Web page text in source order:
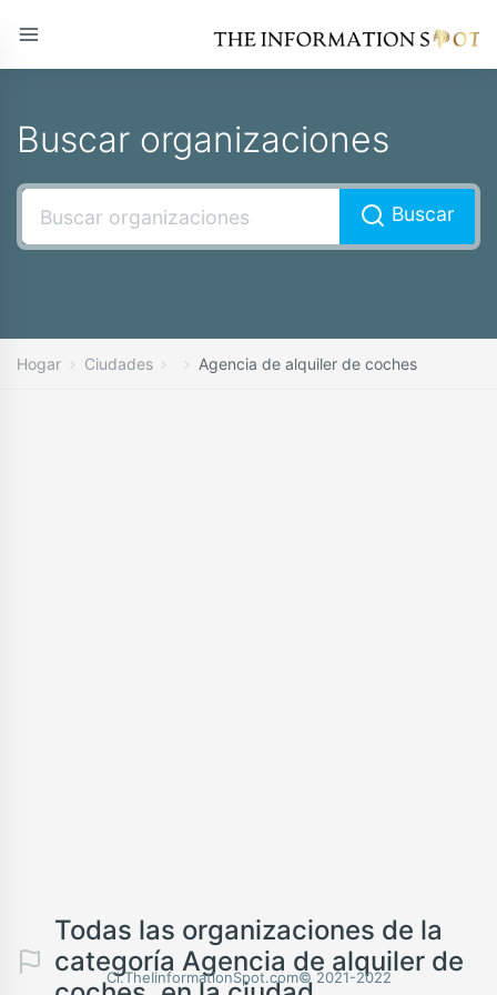
Buscar organizaciones
Buscar
Hogar Ciudades Agencia de alquiler de coches
Todas las organizaciones de la
categoría Agencia de alquiler de
Cl.TheIinformationSpot.com© 2021-2022